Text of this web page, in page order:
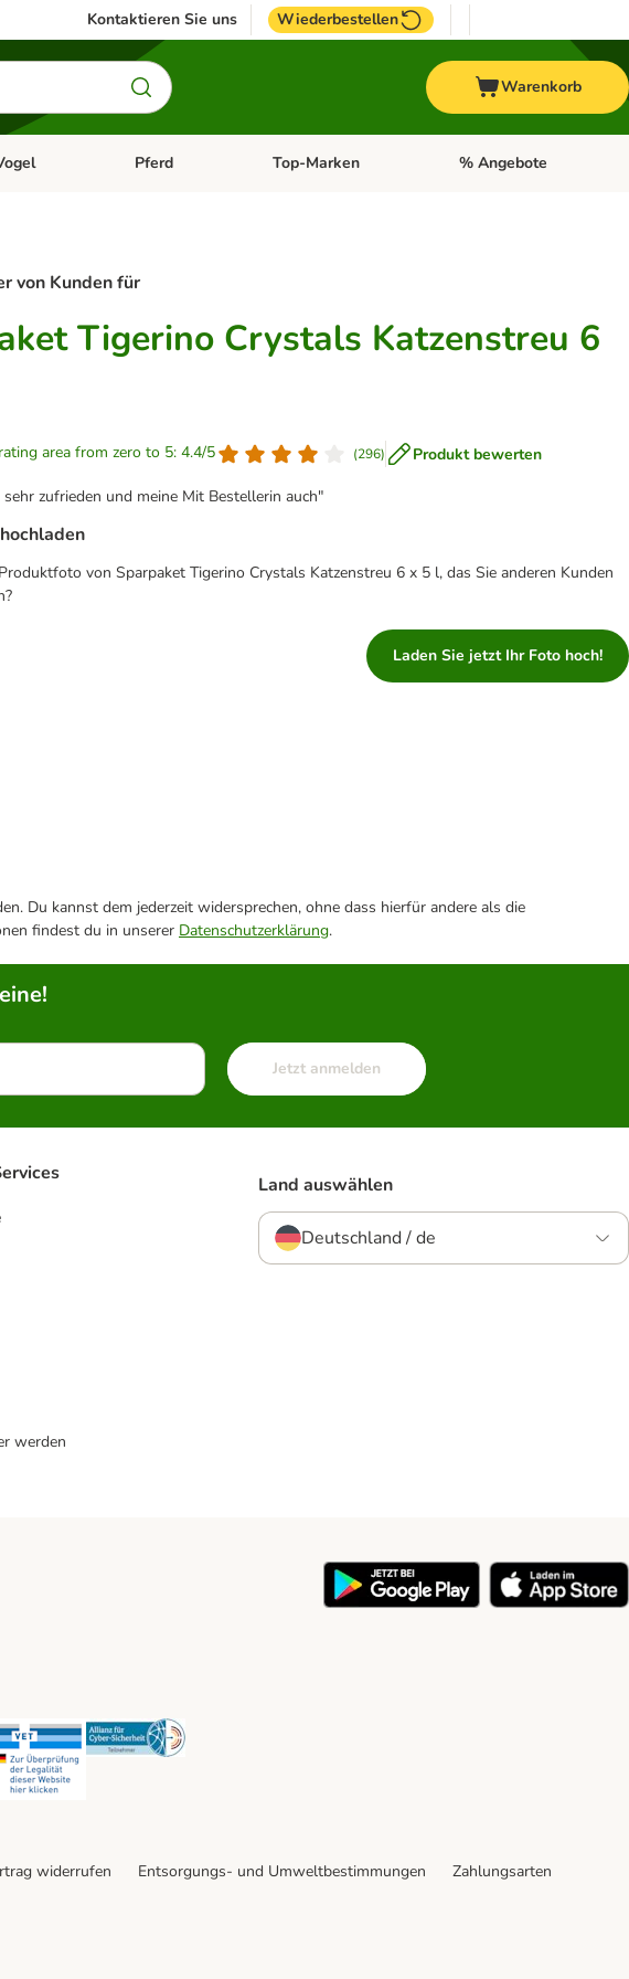
Kontaktieren Sie uns Wiederbestellen
Warenkorb
Menü öffnen: FischKategorie-Menü öffnen: Vogel
Pferd Kategorie-Menü öffnen: Pferd
Top-Marken Kategorie-Menü öffnen:
% Angebote
von Kunden für
Tigerino Crystals Katzenstreu 6
area from zero to 5: 4.4/5 (296) Produkt bewerten
sehr zufrieden und meine Mit Bestellerin auch"
von Sparpaket Tigerino Crystals Katzenstreu 6 x 5 l, das Sie anderen Kunden
Laden Sie jetzt Ihr Foto hoch!
Du kannst dem jederzeit widersprechen, ohne dass hierfür andere als die
findest du in unserer Datenschutzerklärung.
Jetzt anmelden
werden
Land auswählen
Deutschland / de
Security Security
widerrufen Entsorgungs- und Umweltbestimmungen
Zahlungsarten